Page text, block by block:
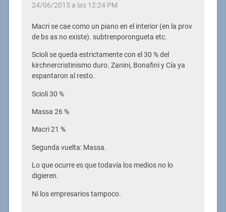
24/06/2015 a las 12:24 PM
Macri se cae como un piano en el interior (en la prov
de bs as no existe). subtrenporongueta etc.
Scioli se queda estrictamente con el 30 % del
kirchnercristinismo duro. Zanini, Bonafini y Cía ya
espantaron al resto.
Scioli 30 %
Massa 26 %
Macri 21 %
Segunda vuelta: Massa.
Lo que ocurre es que todavía los medios no lo
digieren.
Ni los empresarios tampoco.